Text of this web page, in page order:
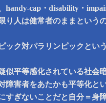
handy-cap・disability・
り人は健常者のままという
ック対パラリンピックとい
似平等感化されている社会
障害者をあたかも平等化と
すぎないことだと自分＝身